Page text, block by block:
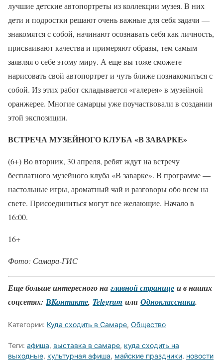
лучшие детские автопортреты из коллекции музея. В них
дети и подростки решают очень важные для себя задачи —
знакомятся с собой, начинают осознавать себя как личность,
присваивают качества и примеряют образы, тем самым
заявляя о себе этому миру. А еще вы тоже сможете
нарисовать свой автопортрет и чуть ближе познакомиться с
собой. Из этих работ складывается «галерея» в музейной
оранжерее. Многие самарцы уже поучаствовали в создании
этой экспозиции.
ВСТРЕЧА МУЗЕЙНОГО КЛУБА «В ЗАВАРКЕ»
(6+) Во вторник, 30 апреля, ребят ждут на встречу
бесплатного музейного клуба «В заварке». В программе —
настольные игры, ароматный чай и разговоры обо всем на
свете. Присоединиться могут все желающие. Начало в
16:00.
16+
Фото: Самара-ГИС
Еще больше интересного на главной странице и в наших
соцсетях: ВКонтакте, Telegram или Одноклассники.
Категории: Куда сходить в Самаре, Общество
Теги: афиша, выставка в самаре, куда сходить на
выходные, культурная афиша, майские праздники, новости